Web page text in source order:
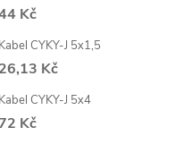
Kč
Kabel CYKY-J 5x1,5
26,13 Kč
Kabel CYKY-J 5x4
72 Kč